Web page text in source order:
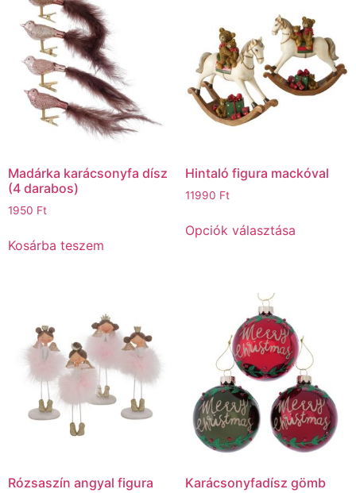
Madárka karácsonyfa dísz
(4 darabos)
1950 Ft
Kosárba teszem
Hintaló figura mackóval
11990 Ft
Opciók választása
Rózsaszín angyal figura Karácsonyfadísz gömb